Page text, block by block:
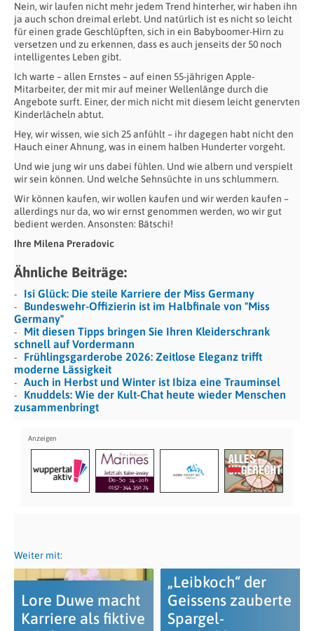
Nein, wir laufen nicht mehr jedem Trend hinterher, wir haben ihn
ja auch schon dreimal erlebt. Und natürlich ist es nicht so leicht
für einen grade Geschlüpften, sich in ein Babyboomer-Hirn zu
versetzen und zu erkennen, dass es auch jenseits der 50 noch
intelligentes Leben gibt.
Ich warte – allen Ernstes – auf einen 55-jährigen Apple-
Mitarbeiter, der mit mir auf meiner Wellenlänge durch die
Angebote surft. Einer, der mich nicht mit diesem leicht genervten
Kinderlächeln abtut.
Hey, wir wissen, wie sich 25 anfühlt – ihr dagegen habt nicht den
Hauch einer Ahnung, was in einem halben Hunderter vorgeht.
Und wie jung wir uns dabei fühlen. Und wie albern und verspielt
wir sein können. Und welche Sehnsüchte in uns schlummern.
Wir können kaufen, wir wollen kaufen und wir werden kaufen –
allerdings nur da, wo wir ernst genommen werden, wo wir gut
bedient werden. Ansonsten: Bätschi!
Ihre Milena Preradovic
Ähnliche Beiträge:
Isi Glück: Die steile Karriere der Miss Germany
Bundeswehr-Offizierin ist im Halbfinale von "Miss
Germany"
Mit diesen Tipps bringen Sie Ihren Kleiderschrank
schnell auf Vordermann
Frühlingsgarderobe 2026: Zeitlose Eleganz trifft
moderne Lässigkeit
Auch in Herbst und Winter ist Ibiza eine Trauminsel
Knuddels: Wie der Kult-Chat heute wieder Menschen
zusammenbringt
Weiter mit:
Lore Duwe macht
Karriere als fiktive
„Leibkoch“ der
Geissens zauberte
Spargel-